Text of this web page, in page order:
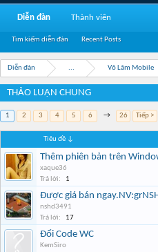
Diễn đàn ... Võ Lâm Mobile
THẢO LUẬN CHUNG
1 2 3 4 5 6 → 26 Tiếp >
Tiêu đề ↓
Thêm phiên bản trên
xaque36
Trả lời:
1
Được giá bán
nshd3491
Trả lời:
17
Đổi Code WC
KemSiro
Diễn đàn
Tìm kiếm diễn đàn Recent Posts
Thành viên